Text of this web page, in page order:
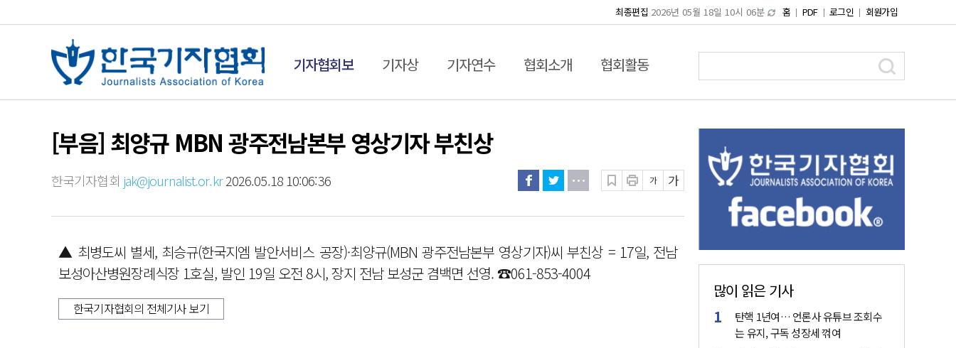
홈 PDF 로그인 회원가입
최종편집 2026년 05월 18일 10시 06분
기자협회보 기자상 기자연수 협회소개 협회활동
[부음] 최양규 MBN 광주전남본부 영상기자 부친상
한국기자협회 jak@journalist.or.kr2026.05.18 10:06:36 가 가
▲ 최병도씨 별세, 최승규(한국지엠 발안서비스 공장)·최양규(MBN 광주전남본부 영상기자)씨 부친상 = 17일, 전남
보성아산병원장례식장 1호실, 발인 19일 오전 8시, 장지 전남 보성군 겸백면 선영. ☎061-853-4004
한국기자협회의 전체기사 보기
많이 읽은 기사
탄핵 1년여… 언론사 유튜브 조회수
는 유지, 구독 성장세 꺾여